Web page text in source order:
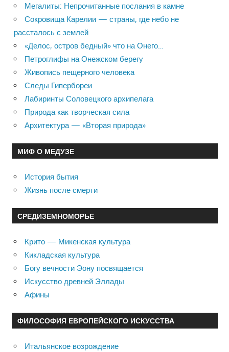
Мегалиты: Непрочитанные послания в камне
Сокровища Карелии — страны, где небо не
рассталось с землей
«Делос, остров бедный» что на Онего…
Петроглифы на Онежском берегу
Живопись пещерного человека
Следы Гипербореи
Лабиринты Соловецкого архипелага
Природа как творческая сила
Архитектура — «Вторая природа»
МИФ О МЕДУЗЕ
История бытия
Жизнь после смерти
СРЕДИЗЕМНОМОРЬЕ
Крито — Микенская культура
Кикладская культура
Богу вечности Эону посвящается
Искусство древней Эллады
Афины
ФИЛОСОФИЯ ЕВРОПЕЙСКОГО ИСКУССТВА
Итальянское возрождение